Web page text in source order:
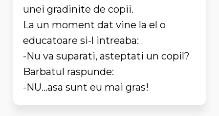
unei gradinite de copii.
La un moment dat vine la el o
educatoare si-l intreaba:
-Nu va suparati, asteptati un copil?
Barbatul raspunde:
-NU...asa sunt eu mai gras!